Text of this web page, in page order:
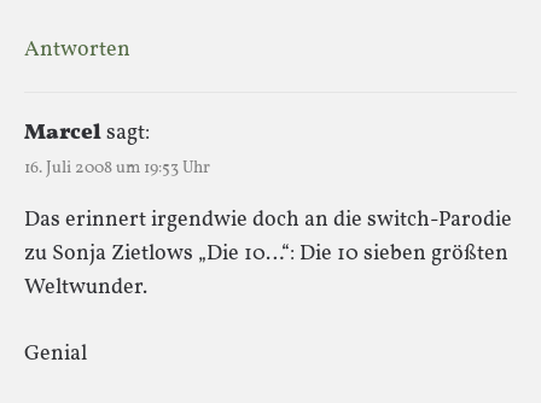
Antworten
Marcelsagt:
16. Juli 2008 um 19:53 Uhr
Das erinnert irgendwie doch an die switch-Parodie
zu Sonja Zietlows „Die 10…“: Die 10 sieben größten
Weltwunder.
Genial